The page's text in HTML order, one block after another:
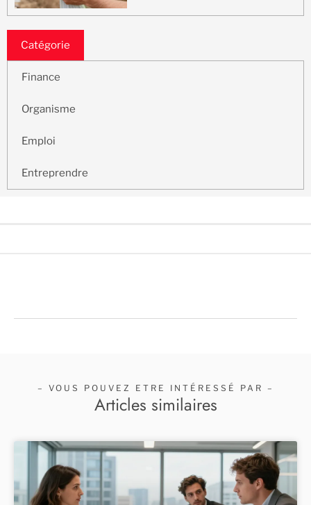
Catégorie
Finance
Organisme
Emploi
Entreprendre
– VOUS POUVEZ ETRE INTÉRESSÉ PAR –
Articles similaires